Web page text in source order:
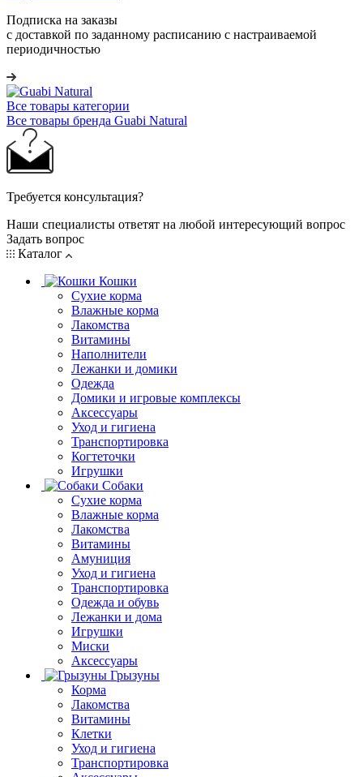
Подписка на заказы
с доставкой по заданному расписанию с настраиваемой
периодичностью
Все товары категории
Все товары бренда Guabi Natural
Требуется консультация?
Наши специалисты ответят на любой интересующий вопрос
Задать вопрос
Каталог
Кошки
Сухие корма
Влажные корма
Лакомства
Витамины
Наполнители
Лежанки и домики
Одежда
Домики и игровые комплексы
Аксессуары
Уход и гигиена
Транспортировка
Когтеточки
Игрушки
Собаки
Сухие корма
Влажные корма
Лакомства
Витамины
Амуниция
Уход и гигиена
Транспортировка
Одежда и обувь
Лежанки и дома
Игрушки
Миски
Аксессуары
Грызуны
Корма
Лакомства
Витамины
Клетки
Уход и гигиена
Транспортировка